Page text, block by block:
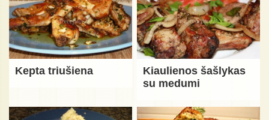
Kepta triušiena
Kiaulienos šašlykas
su medumi